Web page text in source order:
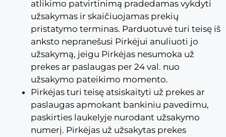
atlikimo patvirtinimą pradedamas vykdyti
užsakymas ir skaičiuojamas prekių
pristatymo terminas. Parduotuvė turi teisę iš
anksto nepranešusi Pirkėjui anuliuoti jo
užsakymą, jeigu Pirkėjas nesumoka už
prekes ar paslaugas per 24 val. nuo
užsakymo pateikimo momento.
Pirkėjas turi teisę atsiskaityti už prekes ar
paslaugas apmokant bankiniu pavedimu,
paskirties laukelyje nurodant užsakymo
numerį. Pirkėjas už užsakytas prekes